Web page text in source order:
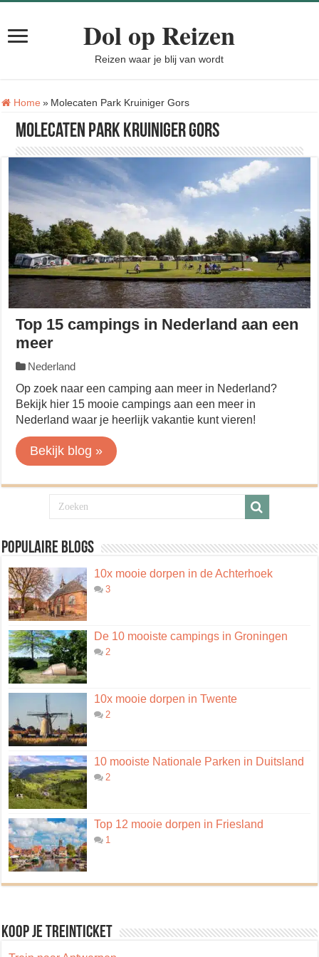
Dol op Reizen
Reizen waar je blij van wordt
Home » Tag:
Molecaten Park Kruiniger Gors
Molecaten Park Kruiniger Gors
Top 15 campings in Nederland aan een
meer
Nederland
Op zoek naar een camping aan meer in Nederland?
Bekijk hier 15 mooie campings aan een meer in
Nederland waar je heerlijk vakantie kunt vieren!
Bekijk blog »
Populaire blogs
10x mooie dorpen in de Achterhoek
3
De 10 mooiste campings in Groningen
2
10x mooie dorpen in Twente
2
10 mooiste Nationale Parken in Duitsland
2
Top 12 mooie dorpen in Friesland
1
Koop je treinticket